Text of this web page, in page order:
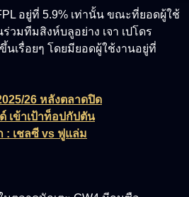
อยู่ที่ 5.9% เท่านั้น ขณะที่ยอดผู้ใช้
วมทีมสิงห์บลูอย่าง เจา เปโดร
นเรื่อยๆ โดยมียอดผู้ใช้งานอยู่ที่
26 หลังตลาดปิด
เข้าเป้าท็อปกัปตัน
: เชลซี vs ฟูแล่ม